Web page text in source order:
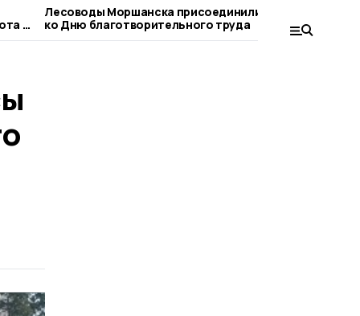
в
Лесоводы Моршанска присоединились
ко Дню благотворительного труда
мельница